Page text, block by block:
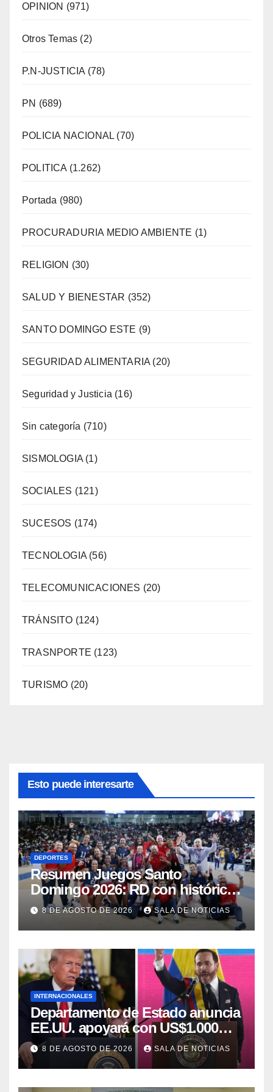
OPINION (971)
Otros Temas (2)
P.N-JUSTICIA (78)
PN (689)
POLICIA NACIONAL (70)
POLITICA (1.262)
Portada (980)
PROCURADURIA MEDIO AMBIENTE (1)
RELIGION (30)
SALUD Y BIENESTAR (352)
SANTO DOMINGO ESTE (9)
SEGURIDAD ALIMENTARIA (20)
Seguridad y Justicia (16)
Sin categoría (710)
SISMOLOGIA (1)
SOCIALES (121)
SUCESOS (174)
TECNOLOGIA (56)
TELECOMUNICACIONES (20)
TRÁNSITO (124)
TRASNPORTE (123)
TURISMO (20)
Esto puede interesarte
DEPORTES
Resumen Juegos Santo
Domingo 2026: RD con histórica
jornada obtiene 145 medallas y el
8 DE AGOSTO DE 2026 SALA DE NOTICIAS
INTERNACIONALES
Departamento de Estado anuncia
EE.UU. apoyará con US$1.000
millones al nuevo Gobierno de
Colombia
8 DE AGOSTO DE 2026 SALA DE NOTICIAS